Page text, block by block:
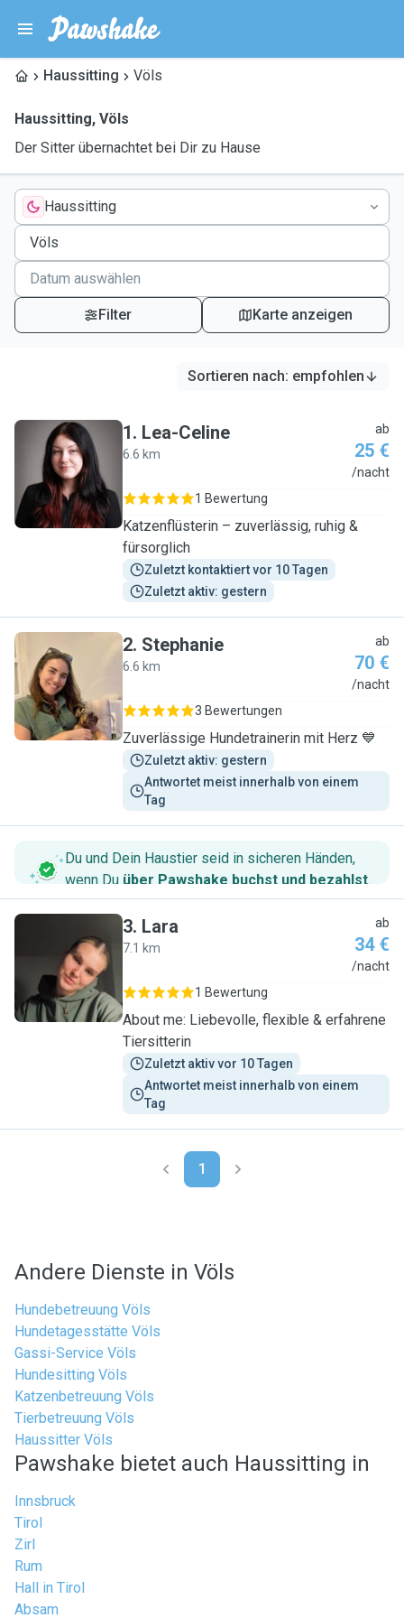
Haussitting Völs
Haussitting, Völs
Der Sitter übernachtet bei Dir zu Hause
Haussitting
Filter Karte anzeigen
Sortieren nach: empfohlen
L
1. Lea-Celine
6.6 km
ab
25 €
/nacht
1 Bewertung
Katzenflüsterin – zuverlässig, ruhig &
fürsorglich
Zuletzt kontaktiert vor 10 Tagen
Zuletzt aktiv: gestern
S
2. Stephanie
6.6 km
ab
70 €
/nacht
3 Bewertungen
Zuverlässige Hundetrainerin mit Herz 💙
Zuletzt aktiv: gestern
Antwortet meist innerhalb von einem
Tag
Du und Dein Haustier seid in sicheren Händen,
wenn Du über Pawshake buchst und bezahlst.
L
3. Lara
7.1 km
ab
34 €
/nacht
1 Bewertung
About me: Liebevolle, flexible & erfahrene
Tiersitterin
Zuletzt aktiv vor 10 Tagen
Antwortet meist innerhalb von einem
Tag
1
Andere Dienste in Völs
Hundebetreuung Völs
Hundetagesstätte Völs
Gassi-Service Völs
Hundesitting Völs
Katzenbetreuung Völs
Tierbetreuung Völs
Haussitter Völs
Pawshake bietet auch Haussitting in
Innsbruck
Tirol
Zirl
Rum
Hall in Tirol
Absam